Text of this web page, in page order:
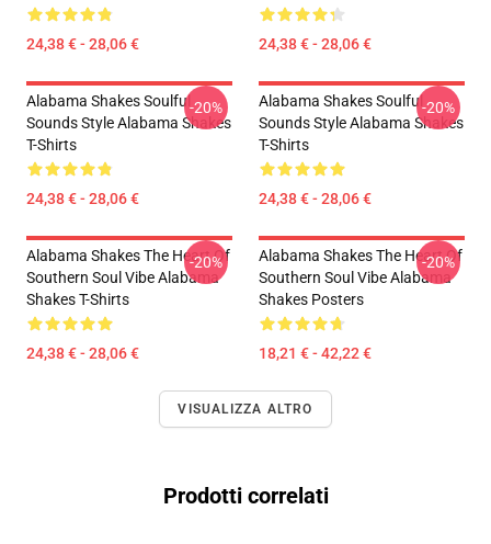
24,38 € - 28,06 € 24,38 € - 28,06 €
Alabama Shakes Soulful
Sounds Style Alabama Shakes
T-Shirts
24,38 € - 28,06 €
-20%
Alabama Shakes Soulful
Sounds Style Alabama Shakes
T-Shirts
24,38 € - 28,06 €
-20%
Alabama Shakes The Heart Of
Southern Soul Vibe Alabama
Shakes T-Shirts
24,38 € - 28,06 €
-20%
Alabama Shakes The Heart Of
Southern Soul Vibe Alabama
Shakes Posters
18,21 € - 42,22 €
-20%
VISUALIZZA ALTRO
Prodotti correlati